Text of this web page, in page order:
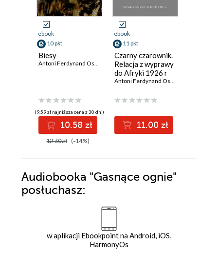
ebook
10 pkt
Biesy
Antoni Ferdynand Ossendowski
(9,59 zł najniższa cena z 30 dni)
10.58 zł
12.30zł (-14%)
ebook
11 pkt
Czarny czarownik.
Relacja z wyprawy
do Afryki 1926 r
Antoni Ferdynand Ossendowski
11.00 zł
Audiobooka "Gasnące ognie"
posłuchasz:
w aplikacji Ebookpoint na Android, iOS,
HarmonyOs